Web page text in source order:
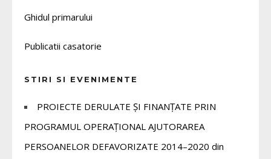
Ghidul primarului
Publicatii casatorie
STIRI SI EVENIMENTE
PROIECTE DERULATE ȘI FINANȚATE PRIN
PROGRAMUL OPERAȚIONAL AJUTORAREA
PERSOANELOR DEFAVORIZATE 2014–2020 din